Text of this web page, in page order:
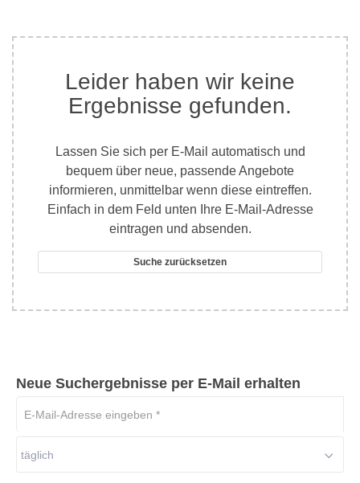
Leider haben wir keine
Ergebnisse gefunden.
Lassen Sie sich per E-Mail automatisch und
bequem über neue, passende Angebote
informieren, unmittelbar wenn diese eintreffen.
Einfach in dem Feld unten Ihre E-Mail-Adresse
eintragen und absenden.
Suche zurücksetzen
Neue Suchergebnisse per E-Mail erhalten
Adresse
täglich